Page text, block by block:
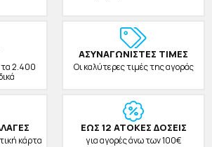
2.400
ΑΣΥΝΑΓΩΝΙΣΤΕΣ ΤΙΜΕΣ
Οι καλύτερες τιμές της αγοράς
κάρτα
ΕΩΣ 12 ΑΤΟΚΕΣ ΔΟΣΕΙΣ
για αγορές άνω των 100€